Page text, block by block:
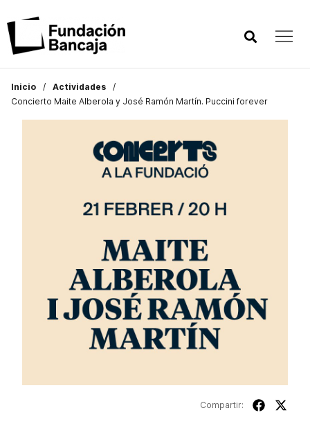
Inicio
Actividades
Concierto Maite Alberola y José Ramón Martín. Puccini forever
Compartir: